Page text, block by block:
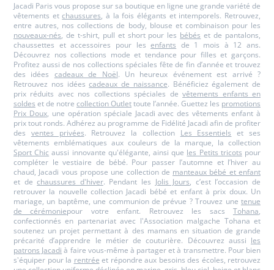
Jacadi Paris vous propose sur sa boutique en ligne une grande variété de
vêtements etchaussures, à la fois élégants et intemporels. Retrouvez,
entre autres, nos collections de body, blouse et combinaison pour les
nouveaux-nés, de t-shirt, pull et short pour les bébés et de pantalons,
chaussettes et accessoires pour lesenfants de 1 mois à 12 ans.
Découvrez nos collections mode et tendance pour filles et garçons.
Profitez aussi de nos collections spéciales fête de fin d’année et trouvez
des idées cadeaux de Noël. Un heureux événement est arrivé ?
Retrouvez nos idéescadeaux de naissance. Bénéficiez également de
prix réduits avec nos collections spéciales devêtements enfants en
soldes et de notre collection Outlettoute l’année. Guettez les promotions
Prix Doux, une opération spéciale Jacadi avec des vêtements enfant à
prix tout ronds. Adhérez au programme de Fidélité Jacadi afin de profiter
des ventes privées. Retrouvez la collection Les Essentiels et ses
vêtements emblématiques aux couleurs de la marque, la collection
Sport Chic aussi innovante qu'élégante, ainsi que les Petits tricots pour
compléter le vestiaire de bébé. Pour passer l’automne et l’hiver au
chaud, Jacadi vous propose une collection de manteaux bébé et enfant
et dechaussures d'hiver. Pendant les Jolis Jours, c’est l’occasion de
retrouver la nouvelle collection Jacadi bébé et enfant à prix doux. Un
mariage, un baptême, une communion de prévue ? Trouvez une tenue
de cérémoniepour votre enfant. Retrouvez les sacsTohana,
confectionnés en partenariat avec l'Association malgache Tohana et
soutenez un projet permettant à des mamans en situation de grande
précarité d’apprendre le métier de couturière. Découvrez aussi les
patrons Jacadi à faire vous-même à partager et à transmettre. Pour bien
s'équiper pour la rentrée et répondre aux besoins des écoles, retrouvez